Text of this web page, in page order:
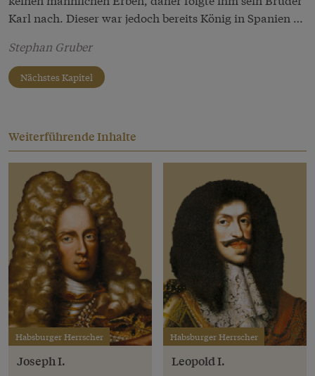
Karl nach. Dieser war jedoch bereits König in Spanien …
Stephan Gruber
Nächstes Kapitel
Weiterführende Inhalte
Habsburger Herrscher
Joseph I.
Habsburger Herrscher
Leopold I.